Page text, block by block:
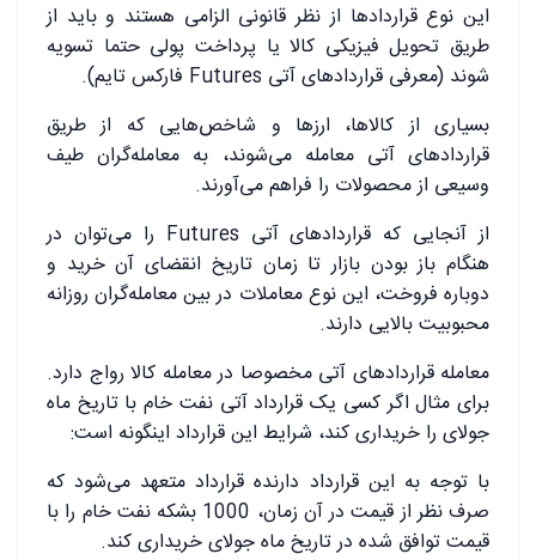
این نوع قراردادها از نظر قانونی الزامی هستند و باید از
طریق تحویل فیزیکی کالا یا پرداخت پولی حتما تسویه
شوند (معرفی قراردادهای آتی Futures فارکس تایم).
بسیاری از کالاها، ارزها و شاخص‌هایی که از طریق
قراردادهای آتی معامله می‌شوند، به معامله‌گران طیف
وسیعی از محصولات را فراهم می‌آورند.
از آنجایی که قراردادهای آتی Futures را می‌توان در
هنگام باز بودن بازار تا زمان تاریخ انقضای آن خرید و
دوباره فروخت، این نوع معاملات در بین معامله‌گران روزانه
محبوبیت بالایی دارند.
معامله قراردادهای آتی مخصوصا در معامله کالا رواج دارد.
برای مثال اگر کسی یک قرارداد آتی نفت خام با تاریخ ماه
جولای را خریداری کند،‌ شرایط این قرارداد اینگونه است:
با توجه به این قرارداد دارنده قرارداد متعهد می‌شود که
صرف نظر از قیمت در آن زمان، 1000 بشکه نفت خام را با
قیمت توافق شده در تاریخ ماه جولای خریداری کند.